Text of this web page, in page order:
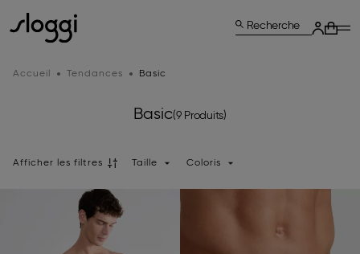
Recherche
Accueil Tendances Basic
Basic(9 Produits)
Afficher les filtres Taille Coloris